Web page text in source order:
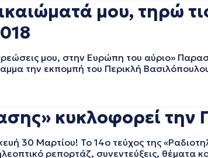
μου, τηρώ
μου, στην Ευρώπη του αύριο»
την εκπομπή του Περικλή
κυκλοφορεί
30 Μαρτίου! To 14ο τεύχος της
ρεπορτάζ, συνεντεύξεις, θέματα